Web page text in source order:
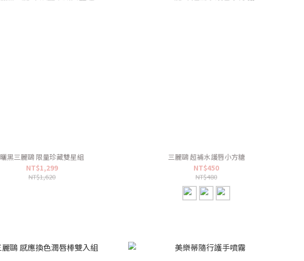
曬黑三麗鷗 限量珍藏雙星組
NT$1,299
NT$1,620
三麗鷗 超補水護唇小方糖
NT$450
NT$480